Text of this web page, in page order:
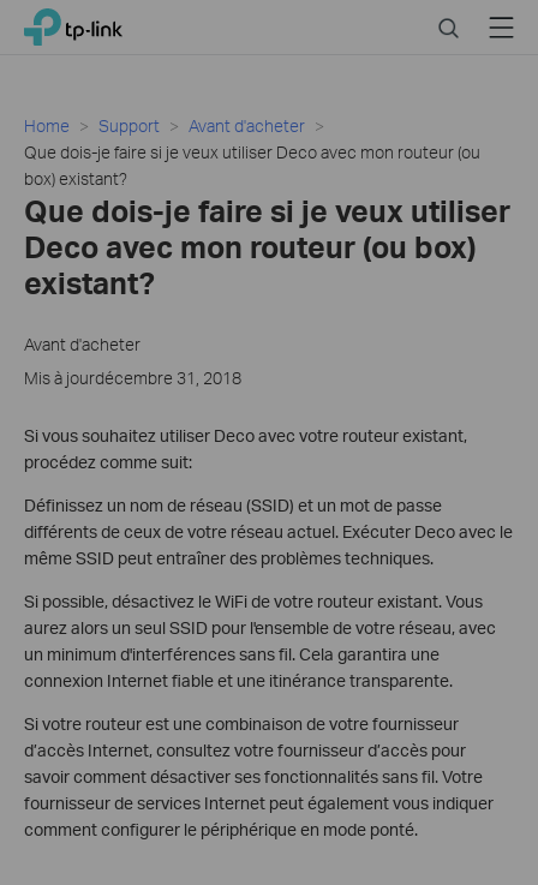
Click
navigation
TP-Link, Reliably Smart SearchMenu
Home Support
Avant d'acheter
Que dois-je faire si je veux utiliser Deco avec mon routeur (ou
box) existant?
Que dois-je faire si je veux utiliser
Deco avec mon routeur (ou box)
existant?
Avant d'acheter
Mis à jourdécembre 31, 2018
Si vous souhaitez utiliser Deco avec votre routeur existant,
procédez comme suit:
Définissez un nom de réseau (SSID) et un mot de passe
différents de ceux de votre réseau actuel. Exécuter Deco avec le
même SSID peut entraîner des problèmes techniques.
Si possible, désactivez le WiFi de votre routeur existant. Vous
aurez alors un seul SSID pour l'ensemble de votre réseau, avec
un minimum d'interférences sans fil. Cela garantira une
connexion Internet fiable et une itinérance transparente.
Si votre routeur est une combinaison de votre fournisseur
d’accès Internet, consultez votre fournisseur d’accès pour
savoir comment désactiver ses fonctionnalités sans fil. Votre
fournisseur de services Internet peut également vous indiquer
comment configurer le périphérique en mode ponté.